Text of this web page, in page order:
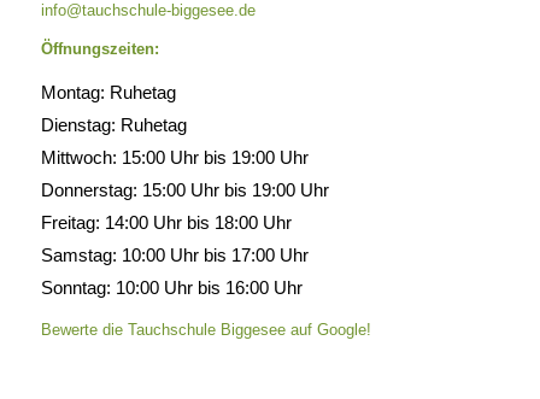
info@tauchschule-biggesee.de
Öffnungszeiten:
Montag: Ruhetag
Dienstag: Ruhetag
Mittwoch: 15:00 Uhr bis 19:00 Uhr
Donnerstag: 15:00 Uhr bis 19:00 Uhr
Freitag: 14:00 Uhr bis 18:00 Uhr
Samstag: 10:00 Uhr bis 17:00 Uhr
Sonntag: 10:00 Uhr bis 16:00 Uhr
Bewerte die Tauchschule Biggesee auf Google!